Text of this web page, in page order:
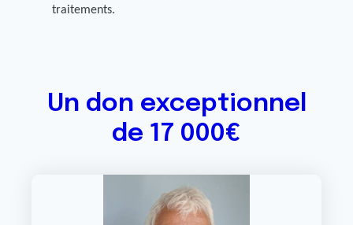
traitements.
Un don exceptionnel
de 17 000€